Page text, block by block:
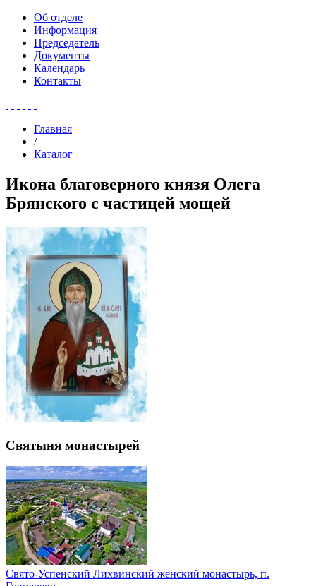
Об отделе
Информация
Председатель
Документы
Календарь
Контакты
Главная
/
Каталог
Икона благоверного князя Олега
Брянского с частицей мощей
Святыня монастырей
Свято-Успенский Лихвинский женский монастырь, п.